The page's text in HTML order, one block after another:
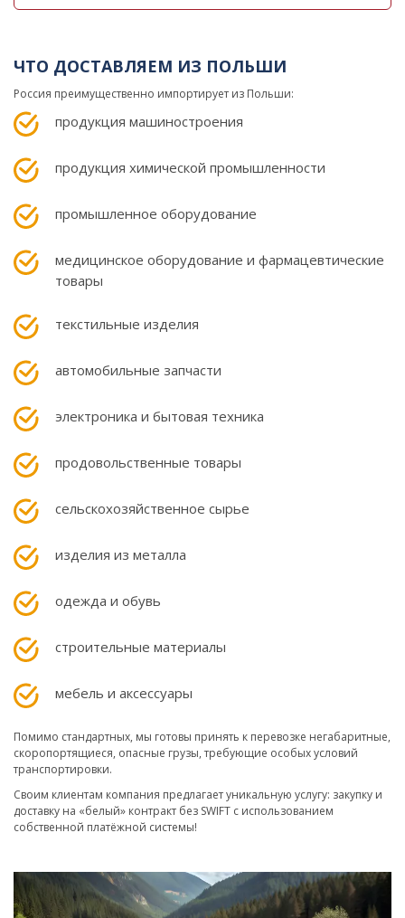
ЧТО ДОСТАВЛЯЕМ ИЗ ПОЛЬШИ
Россия преимущественно импортирует из Польши:
продукция машиностроения
продукция химической промышленности
промышленное оборудование
медицинское оборудование и фармацевтические
товары
текстильные изделия
автомобильные запчасти
электроника и бытовая техника
продовольственные товары
сельскохозяйственное сырье
изделия из металла
одежда и обувь
строительные материалы
мебель и аксессуары
Помимо стандартных, мы готовы принять к перевозке негабаритные,
скоропортящиеся, опасные грузы, требующие особых условий
транспортировки.
Своим клиентам компания предлагает уникальную услугу: закупку и
доставку на «белый» контракт без SWIFT с использованием
собственной платёжной системы!